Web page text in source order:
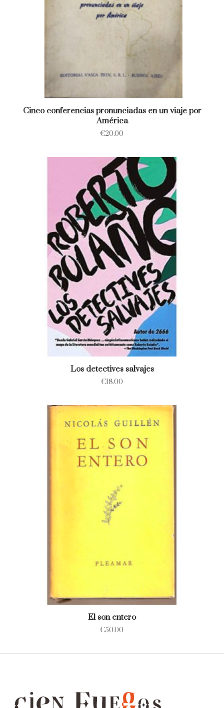
Cinco conferencias pronunciadas en un viaje por
América
€20.00
Los detectives salvajes
€18.00
El son entero
€50.00